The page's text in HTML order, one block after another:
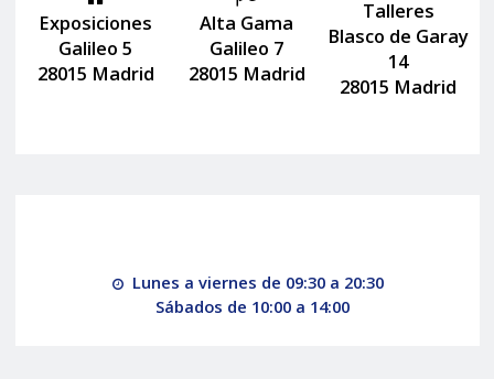
Exposiciones
Galileo 5
28015 Madrid
Alta Gama
Galileo 7
28015 Madrid
Talleres
Blasco de Garay
14
28015 Madrid
Lunes a viernes de 09:30 a 20:30
Sábados de 10:00 a 14:00